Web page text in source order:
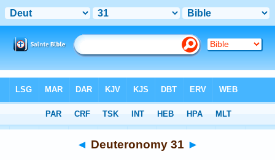
> Deuteronomy 31
◄ Deuteronomy 31 ►